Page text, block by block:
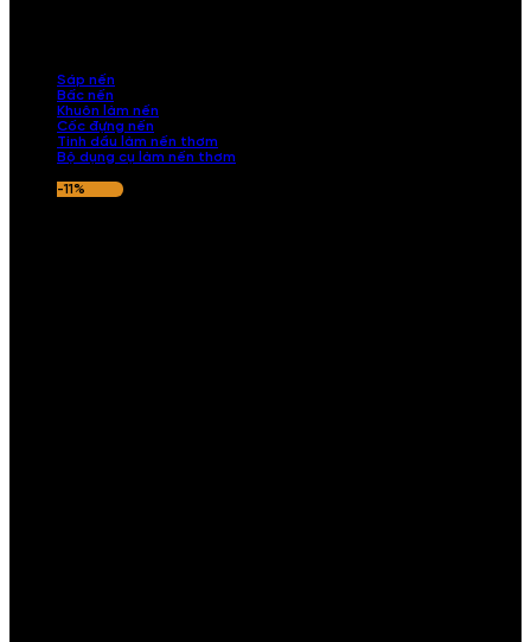
Sáp nến
Bấc nến
Khuôn làm nến
Cốc đựng nến
Tinh dầu làm nến thơm
Bộ dụng cụ làm nến thơm
-11%